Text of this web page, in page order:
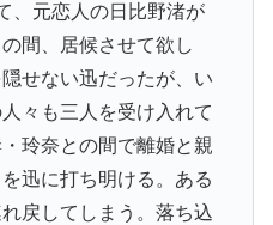
、元恋人の日比野渚が
間、居候させて欲し
せない迅だったが、い
々も三人を受け入れて
玲奈との間で離婚と親
迅に打ち明ける。ある
戻してしまう。落ち込